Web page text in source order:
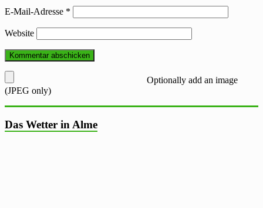
E-Mail-Adresse *
Website
Optionally add an image
(JPEG only)
Das Wetter in Alme